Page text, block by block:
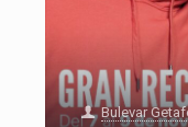
Bulevar